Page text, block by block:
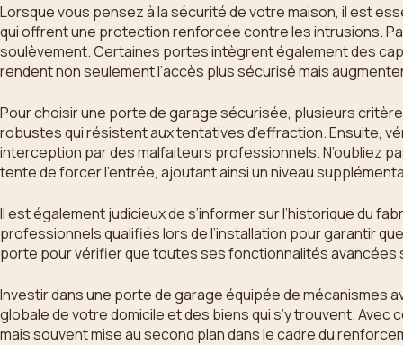
Lorsque vous pensez à la sécurité de votre maison, il est
qui offrent une protection renforcée contre les intrusions.
soulèvement. Certaines portes intègrent également des
rendent non seulement l’accès plus sécurisé mais
Pour choisir une porte de garage sécurisée, plusieurs
robustes qui résistent aux tentatives d’effraction. Ensuite,
interception par des malfaiteurs professionnels. N’oubliez
tente de forcer l’entrée, ajoutant ainsi un niveau
Il est également judicieux de s’informer sur l’historique du
professionnels qualifiés lors de l’installation pour garantir
porte pour vérifier que toutes ses fonctionnalités avancées
Investir dans une porte de garage équipée de mécanismes
globale de votre domicile et des biens qui s’y trouvent.
mais souvent mise au second plan dans le cadre du